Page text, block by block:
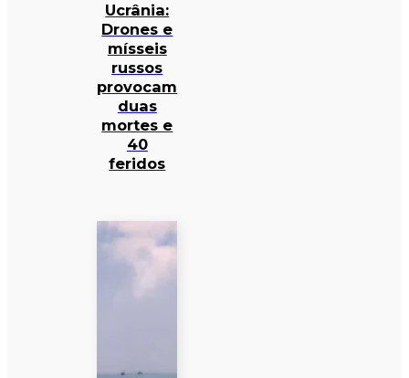
Ucrânia:
Drones e
mísseis
russos
provocam
duas
mortes e
40
feridos